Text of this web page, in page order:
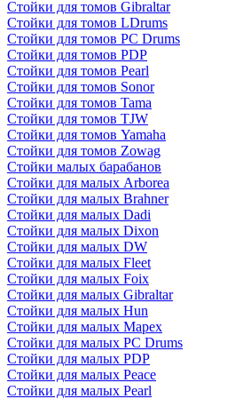
Стойки для томов Gibraltar
Стойки для томов LDrums
Стойки для томов PC Drums
Стойки для томов PDP
Стойки для томов Pearl
Стойки для томов Sonor
Стойки для томов Tama
Стойки для томов TJW
Стойки для томов Yamaha
Стойки для томов Zowag
Стойки малых барабанов
Стойки для малых Arborea
Стойки для малых Brahner
Стойки для малых Dadi
Стойки для малых Dixon
Стойки для малых DW
Стойки для малых Fleet
Стойки для малых Foix
Стойки для малых Gibraltar
Стойки для малых Hun
Стойки для малых Mapex
Стойки для малых PC Drums
Стойки для малых PDP
Стойки для малых Peace
Стойки для малых Pearl